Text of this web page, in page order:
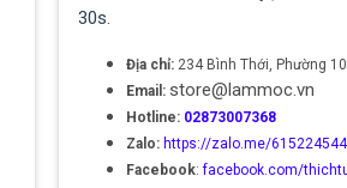
30s.
Địa chỉ: 234 Bình Thới, Phường
Email: store@lammoc.vn
Hotline: 02873007368
Zalo: https://zalo.me/
Facebook:facebook.com/